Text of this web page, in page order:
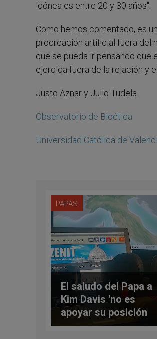
idónea es entre 20 y 30 años".
Como hemos comentado, es
procreación artificial fuera del
que se pueda ir pensando
ejercida fuera de la relación y
Justo Aznar y Julio Tudela
Observatorio de Bioética
Universidad Católica de
PAPAS
El saludo del Papa a
Kim Davis 'no es
apoyar su posición
en todos su